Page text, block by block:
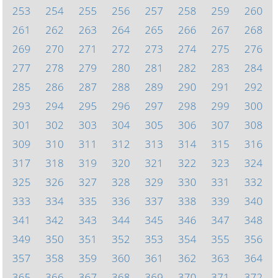
253
254 255 256 257 258 259
260
261
262 263 264 265 266 267
268
269
270 271 272 273 274 275
276
277
278 279 280 281 282 283
284
285
286 287 288 289 290 291
292
293
294 295 296 297 298 299
300
301
302 303 304 305 306 307
308
309
310 311 312 313 314 315
316
317
318 319 320 321 322 323
324
325
326 327 328 329 330 331
332
333
334 335 336 337 338 339
340
341
342 343 344 345 346 347
348
349
350 351 352 353 354 355
356
357
358 359 360 361 362 363
364